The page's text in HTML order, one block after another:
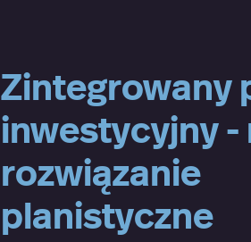
Zintegrowany
inwestycyjny -
rozwiązanie
planistyczne